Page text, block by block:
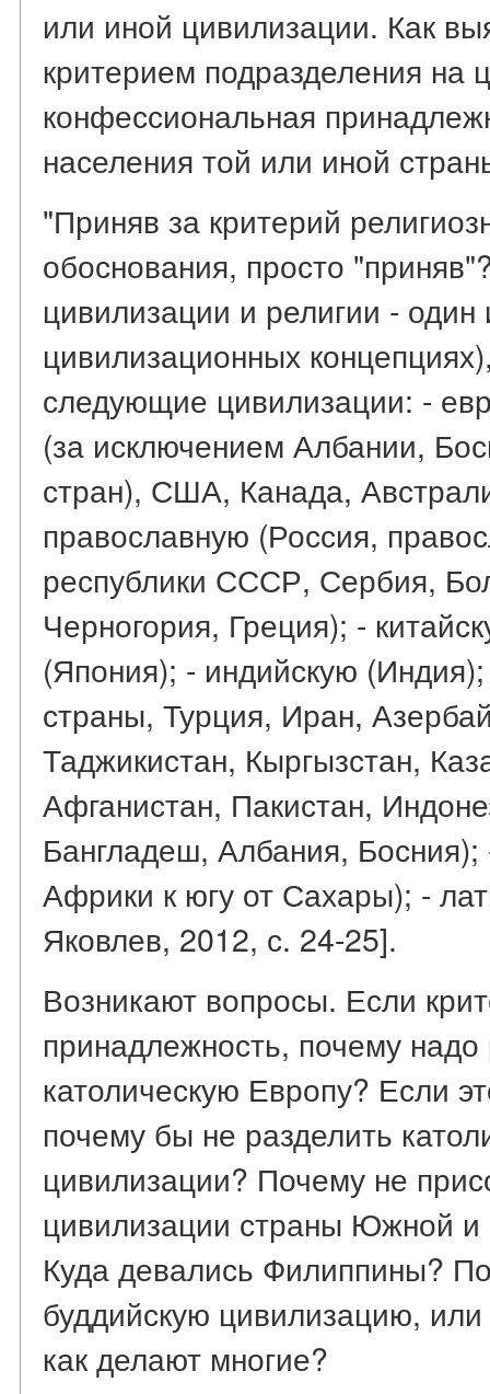
или иной цивилизации. Как
критерием подразделения на
конфессиональная
населения той или иной
"Приняв за критерий
обоснования, просто
цивилизации и религии -
цивилизационных
следующие цивилизации: -
(за исключением Албании,
стран), США, Канада,
православную (Россия,
республики СССР, Сербия,
Черногория, Греция); -
(Япония); - индийскую
страны, Турция, Иран,
Таджикистан, Кыргызстан,
Афганистан, Пакистан,
Бангладеш, Албания,
Африки к югу от Сахары); -
Яковлев, 2012, с. 24-25].
Возникают вопросы. Если
принадлежность, почему
католическую Европу? Если
почему бы не разделить
цивилизации? Почему не
цивилизации страны Южной
Куда девались Филиппины?
буддийскую цивилизацию,
как делают многие?